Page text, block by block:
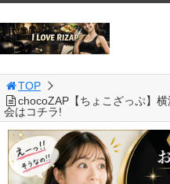
TOP
chocoZAP【ちょこざっぷ】
会はコチラ!